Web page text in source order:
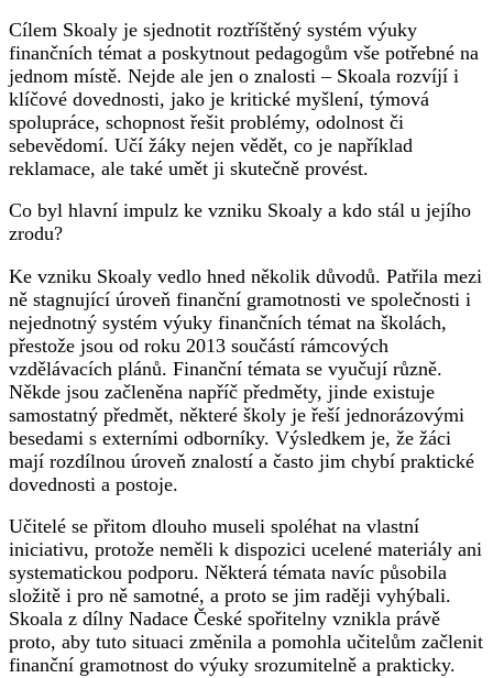
Cílem Skoaly je sjednotit roztříštěný systém výuky
finančních témat a poskytnout pedagogům vše potřebné na
jednom místě. Nejde ale jen o znalosti – Skoala rozvíjí i
klíčové dovednosti, jako je kritické myšlení, týmová
spolupráce, schopnost řešit problémy, odolnost či
sebevědomí. Učí žáky nejen vědět, co je například
reklamace, ale také umět ji skutečně provést.
Co byl hlavní impulz ke vzniku Skoaly a kdo stál u jejího
zrodu?
Ke vzniku Skoaly vedlo hned několik důvodů. Patřila mezi
ně stagnující úroveň finanční gramotnosti ve společnosti i
nejednotný systém výuky finančních témat na školách,
přestože jsou od roku 2013 součástí rámcových
vzdělávacích plánů. Finanční témata se vyučují různě.
Někde jsou začleněna napříč předměty, jinde existuje
samostatný předmět, některé školy je řeší jednorázovými
besedami s externími odborníky. Výsledkem je, že žáci
mají rozdílnou úroveň znalostí a často jim chybí praktické
dovednosti a postoje.
Učitelé se přitom dlouho museli spoléhat na vlastní
iniciativu, protože neměli k dispozici ucelené materiály ani
systematickou podporu. Některá témata navíc působila
složitě i pro ně samotné, a proto se jim raději vyhýbali.
Skoala z dílny Nadace České spořitelny vznikla právě
proto, aby tuto situaci změnila a pomohla učitelům začlenit
finanční gramotnost do výuky srozumitelně a prakticky.